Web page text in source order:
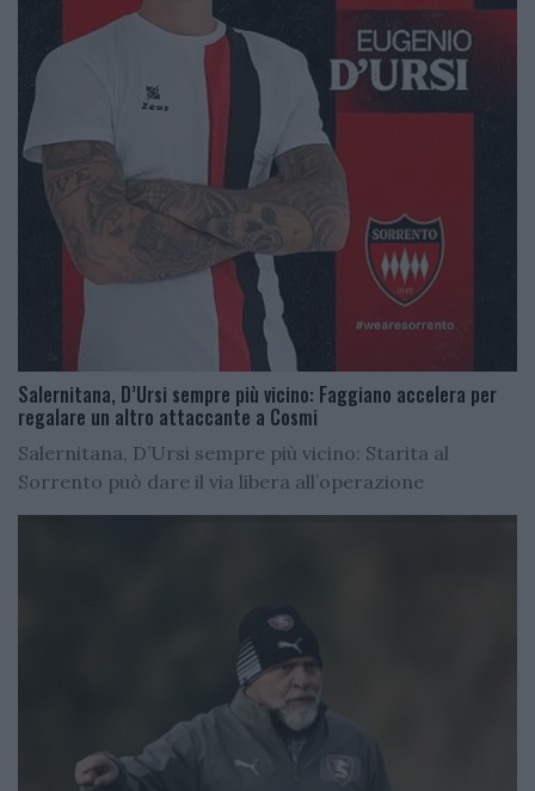
Salernitana, D’Ursi sempre più vicino: Faggiano accelera per
regalare un altro attaccante a Cosmi
Salernitana, D’Ursi sempre più vicino: Starita al
Sorrento può dare il via libera all’operazione